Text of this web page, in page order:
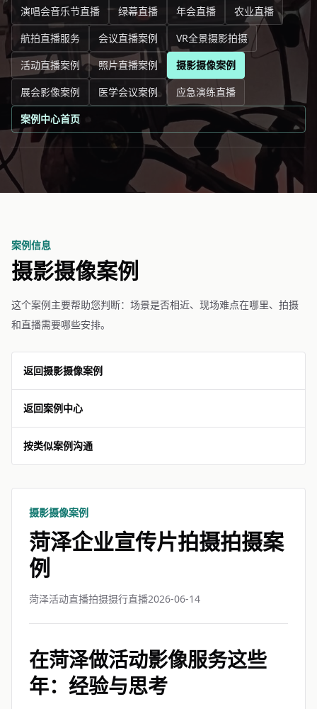
演唱会音乐节直播
绿幕直播 年会直播
农业直播
航拍直播服务
会议直播案例
VR全景摄影拍摄
活动直播案例
照片直播案例
摄影摄像案例
展会影像案例
医学会议案例
应急演练直播
案例中心首页
案例信息
摄影摄像案例
这个案例主要帮助您判断：场景是否相近、现场难点在哪里、拍摄
和直播需要哪些安排。
返回摄影摄像案例
返回案例中心
按类似案例沟通
摄影摄像案例
菏泽企业宣传片拍摄拍摄案
例
菏泽活动直播拍摄摄行直播2026-06-14
在菏泽做活动影像服务这些
年：经验与思考